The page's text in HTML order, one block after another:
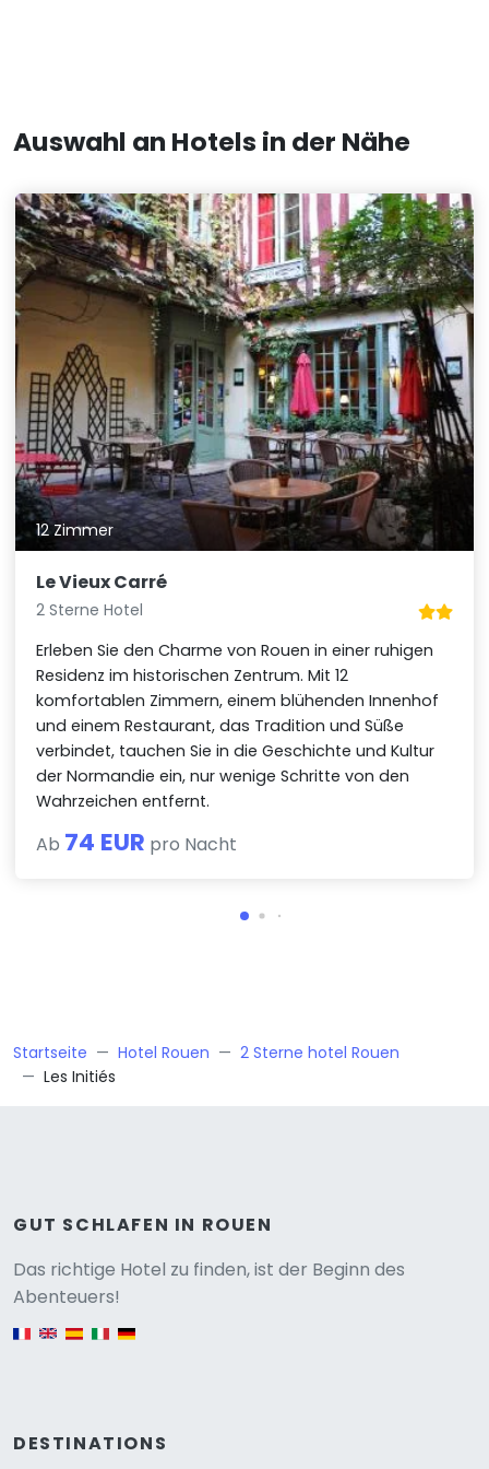
Auswahl an Hotels in der Nähe
12 Zimmer
Le Vieux Carré
2 Sterne Hotel
Erleben Sie den Charme von Rouen in einer ruhigen
Residenz im historischen Zentrum. Mit 12
komfortablen Zimmern, einem blühenden Innenhof
und einem Restaurant, das Tradition und Süße
verbindet, tauchen Sie in die Geschichte und Kultur
der Normandie ein, nur wenige Schritte von den
Wahrzeichen entfernt.
Ab 74 EUR pro Nacht
Startseite Hotel Rouen
2 Sterne hotel Rouen
Les Initiés
GUT SCHLAFEN IN ROUEN
Das richtige Hotel zu finden, ist der Beginn des
Abenteuers!
English version
DESTINATIONS